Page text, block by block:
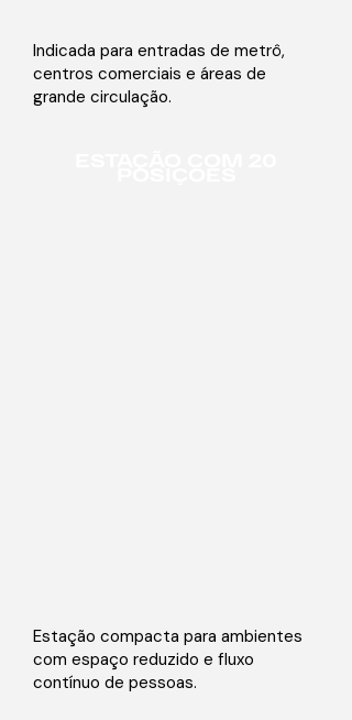
Indicada para entradas de metrô,
centros comerciais e áreas de
grande circulação.
Estação compacta para ambientes
com espaço reduzido e fluxo
contínuo de pessoas.